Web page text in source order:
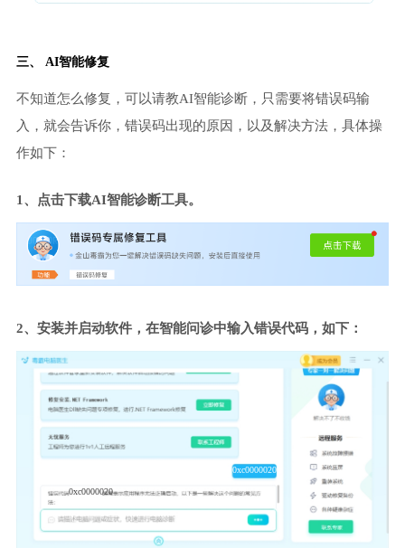
三、 AI智能修复
不知道怎么修复，可以请教AI智能诊断，只需要将错误码输
入，就会告诉你，错误码出现的原因，以及解决方法，具体操
作如下：
1、点击下载AI智能诊断工具。
2、安装并启动软件，在智能问诊中输入错误代码，如下：
0xc0000020
0xc0000020